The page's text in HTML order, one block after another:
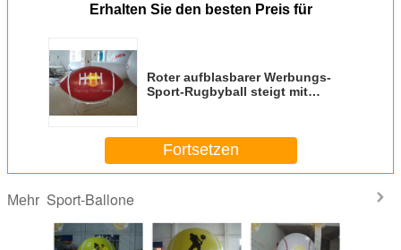
Erhalten Sie den besten Preis für
Roter aufblasbarer Werbungs-
Sport-Rugbyball steigt mit
Fortsetzen
Mehr Sport-Ballone